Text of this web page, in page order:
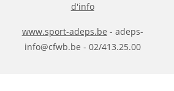
d'info
www.sport-adeps.be - adeps-
info@cfwb.be - 02/413.25.00